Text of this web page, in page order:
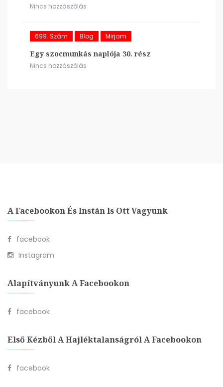
Nincs hozzászólás
699. Szám Blog Mirjam
Egy szocmunkás naplója 30. rész
Nincs hozzászólás
A Facebookon És Instán Is Ott Vagyunk
facebook
Instagram
Alapítványunk A Facebookon
facebook
Első Kézből A Hajléktalanságról A Facebookon
facebook